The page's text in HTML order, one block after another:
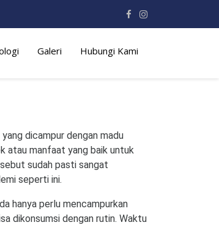
Galeri Hubungi Kami
yang dicampur dengan madu
atau manfaat yang baik untuk
sudah pasti sangat
seperti ini.
hanya perlu mencampurkan
dikonsumsi dengan rutin. Waktu